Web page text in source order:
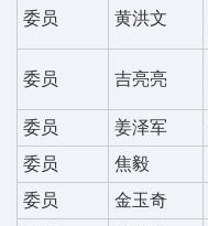
委员 黄洪文
委员 吉亮亮
委员
姜泽军
委员
焦毅
委员
金玉奇